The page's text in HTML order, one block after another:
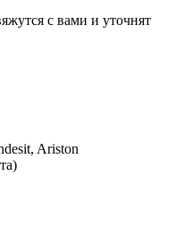
с вами и уточнят
Ariston